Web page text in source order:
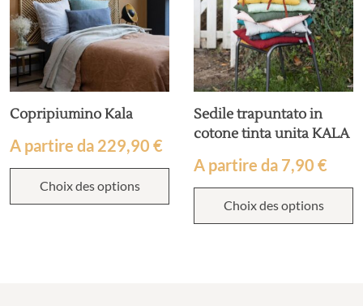
Copripiumino Kala
A partire da 229,90 €
Choix des options
Sedile trapuntato in
cotone tinta unita KALA
A partire da 7,90 €
Choix des options